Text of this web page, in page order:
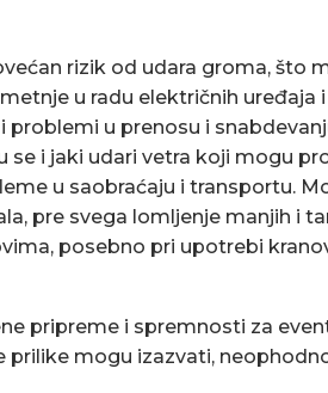
rizik od udara groma, što
u radu električnih
i problemi u prenosu i
se i jaki udari vetra koji mogu
u saobraćaju i transportu.
pre svega lomljenje manjih i
posebno pri upotrebi
pripreme i spremnosti za
prilike mogu izazvati,